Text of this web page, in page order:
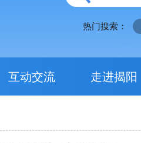
热门搜索：
互动交流 走进揭阳